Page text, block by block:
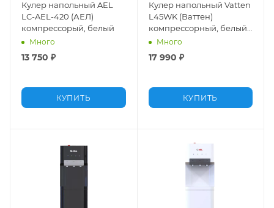
Кулер напольный AEL
LC-AEL-420 (АЕЛ)
компрессорый, белый
Много
13 750 ₽
КУПИТЬ
Кулер напольный Vatten
L45WK (Ваттен)
компрессорный, белый
с черным, нижняя
Много
17 990 ₽
КУПИТЬ